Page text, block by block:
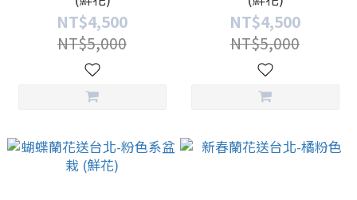
NT$4,500
NT$5,000
NT$4,500
NT$5,000